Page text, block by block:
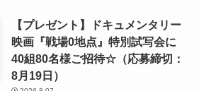
【プレゼント】ドキュメンタリー
映画『戦場0地点』特別試写会に
40組80名様ご招待☆（応募締切：
8月19日）